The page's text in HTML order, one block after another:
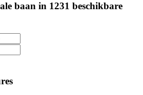
baan in 1231 beschikbare